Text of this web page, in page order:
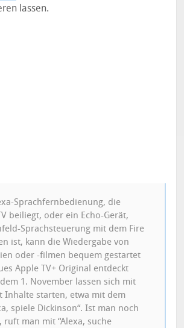
lassen.
Sprachfernbedienung, die
beiliegt, oder ein Echo-Gerät,
Sprachsteuerung mit dem Fire
ist, kann die Wiedergabe von
oder -filmen bequem gestartet
Apple TV+ Original entdeckt
1. November lassen sich mit
Inhalte starten, etwa mit dem
spiele Dickinson“. Ist man noch
ruft man mit “Alexa, suche